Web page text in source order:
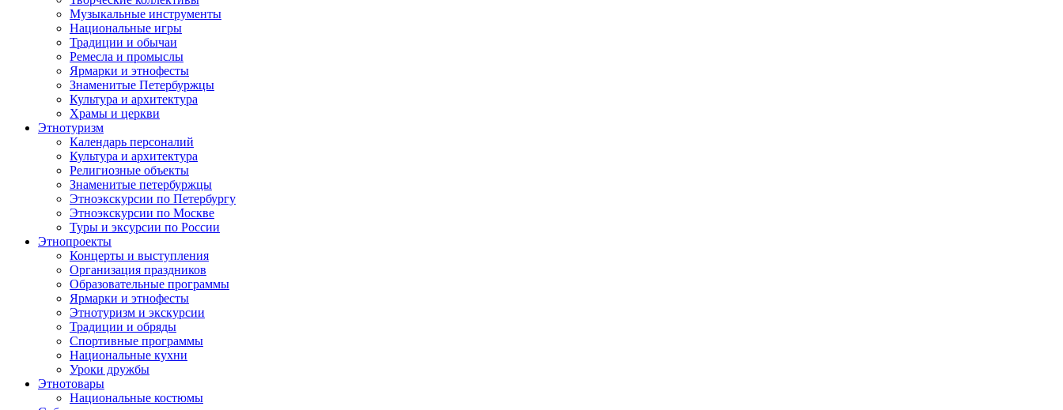
Музыкальные инструменты
Национальные игры
Традиции и обычаи
Ремесла и промыслы
Ярмарки и этнофесты
Знаменитые Петербуржцы
Культура и архитектура
Храмы и церкви
Этнотуризм
Календарь персоналий
Культура и архитектура
Религиозные объекты
Знаменитые петербуржцы
Этноэкскурсии по Петербургу
Этноэкскурсии по Москве
Туры и эксурсии по России
Этнопроекты
Концерты и выступления
Организация праздников
Образовательные программы
Ярмарки и этнофесты
Этнотуризм и экскурсии
Традиции и обряды
Спортивные программы
Национальные кухни
Уроки дружбы
Этнотовары
Национальные костюмы